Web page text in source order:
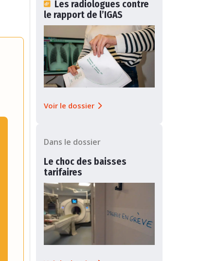
Les radiologues contre
le rapport de l’IGAS
Voir le dossier
Dans le dossier
Le choc des baisses
tarifaires